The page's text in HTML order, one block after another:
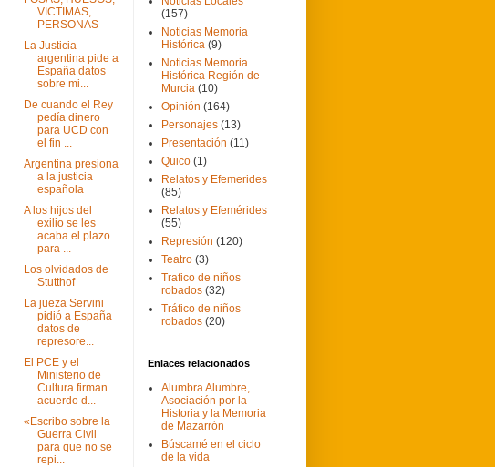
VICTIMAS,
PERSONAS
La Justicia
argentina pide a
España datos
sobre mi...
De cuando el Rey
pedía dinero
para UCD con
el fin ...
Argentina presiona
a la justicia
española
A los hijos del
exilio se les
acaba el plazo
para ...
Los olvidados de
Stutthof
La jueza Servini
pidió a España
datos de
represore...
El PCE y el
Ministerio de
Cultura firman
acuerdo d...
«Escribo sobre la
Guerra Civil
para que no se
repi...
(157)
Noticias Memoria
Histórica (9)
Noticias Memoria
Histórica Región de
Murcia (10)
Opinión (164)
Personajes (13)
Presentación (11)
Quico (1)
Relatos y Efemerides
(85)
Relatos y Efemérides
(55)
Represión (120)
Teatro (3)
Trafico de niños
robados (32)
Tráfico de niños
robados (20)
Enlaces relacionados
Alumbra Alumbre,
Asociación por la
Historia y la Memoria
de Mazarrón
Búscamé en el ciclo
de la vida